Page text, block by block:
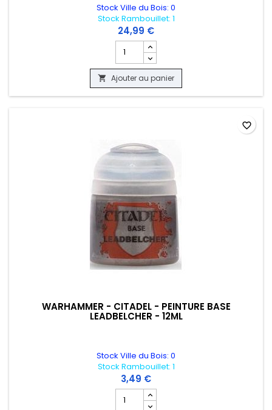
Stock Ville du Bois: 0
Stock Rambouillet: 1
24,99 €
Champ quantité du produit
 Ajouter au panier
WARHAMMER - CITADEL - PEINTURE BASE
LEADBELCHER - 12ML
Stock Ville du Bois: 0
Stock Rambouillet: 1
3,49 €
Champ quantité du produit WARHAMMER
favorite_border